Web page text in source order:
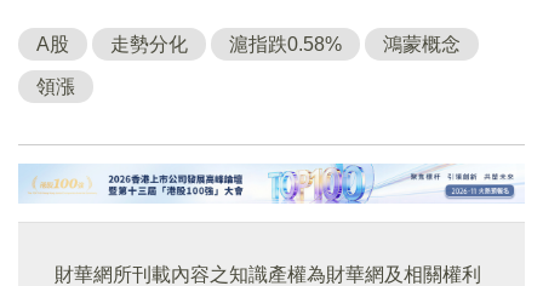
A股 走勢分化 滬指跌0.58% 鴻蒙概念
領漲
財華網所刊載內容之知識產權為財華網及相關權利